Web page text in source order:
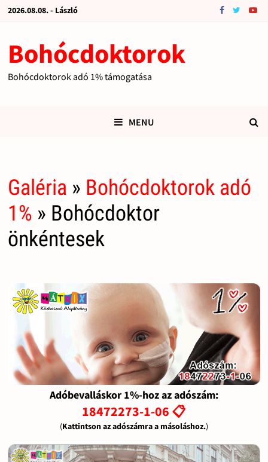
2026.08.08. - László
Bohócdoktorok
Bohócdoktorok adó 1% támogatása
MENU
Galéria » Bohócdoktorok adó
1% » Bohócdoktor
önkéntesek
Adóbevalláskor 1%-hoz az adószám:
18472273-1-06 📋
(Kattintson az adószámra a másoláshoz.)